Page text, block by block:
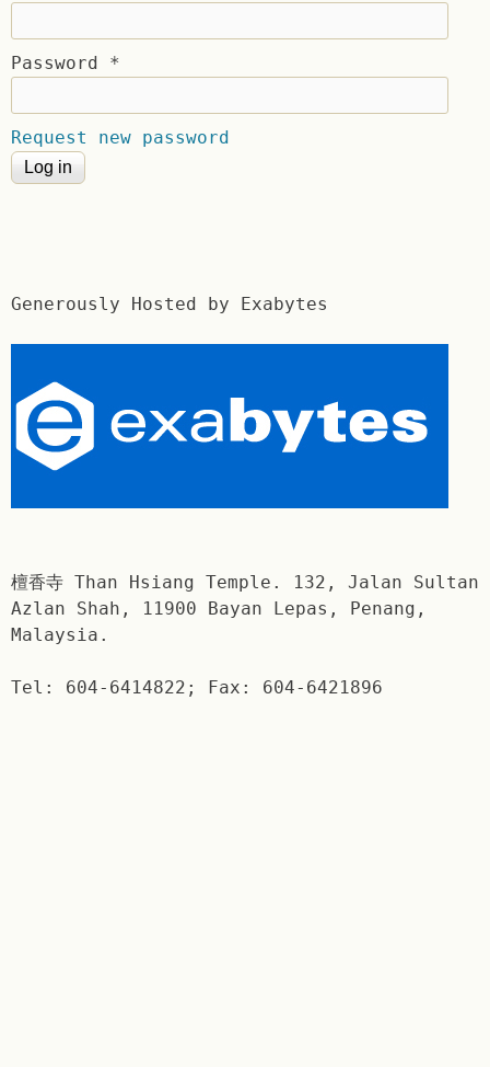
Password *
Request new password
Generously Hosted by Exabytes
檀香寺 Than Hsiang Temple. 132, Jalan Sultan
Azlan Shah, 11900 Bayan Lepas, Penang,
Malaysia.
Tel: 604-6414822; Fax: 604-6421896